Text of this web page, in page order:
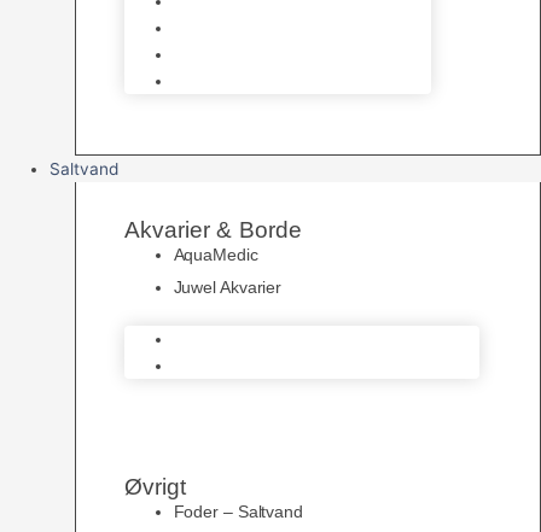
Saltvand
Akvarier & Borde
AquaMedic
Juwel Akvarier
Øvrigt
Foder – Saltvand